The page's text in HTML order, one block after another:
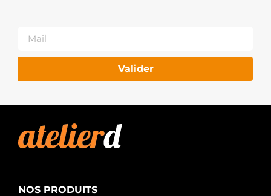
Valider
NOS PRODUITS